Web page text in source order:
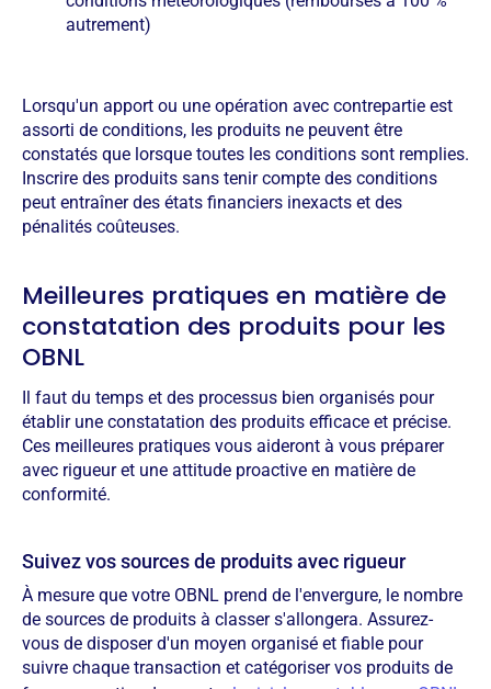
autrement)
Lorsqu'un apport ou une opération avec contrepartie est
assorti de conditions, les produits ne peuvent être
constatés que lorsque toutes les conditions sont remplies.
Inscrire des produits sans tenir compte des conditions
peut entraîner des états financiers inexacts et des
pénalités coûteuses.
Meilleures pratiques en matière de
constatation des produits pour les
OBNL
Il faut du temps et des processus bien organisés pour
établir une constatation des produits efficace et précise.
Ces meilleures pratiques vous aideront à vous préparer
avec rigueur et une attitude proactive en matière de
conformité.
Suivez vos sources de produits avec rigueur
À mesure que votre OBNL prend de l'envergure, le nombre
de sources de produits à classer s'allongera. Assurez-
vous de disposer d'un moyen organisé et fiable pour
suivre chaque transaction et catégoriser vos produits de